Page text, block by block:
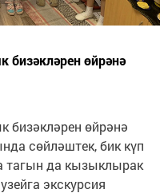
бизәкләрен өйрәнә
бизәкләрен өйрәнә
сөйләштек, бик күп
тагын да кызыклырак
экскурсия